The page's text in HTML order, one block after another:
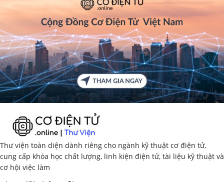
Thư viện toàn diện dành riêng cho ngành kỹ thuật cơ điện tử,
cung cấp khóa học chất lượng, linh kiện điện tử, tài liệu kỹ thuật và
cơ hội việc làm